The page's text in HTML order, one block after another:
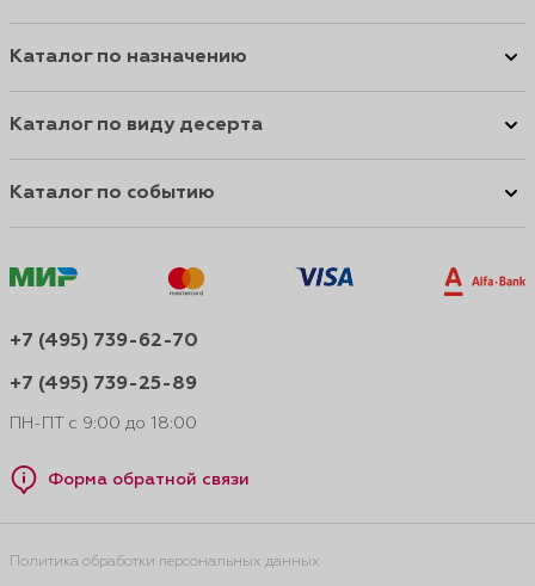
Каталог по назначению
Каталог по виду десерта
Каталог по событию
+7 (495) 739-62-70
+7 (495) 739-25-89
ПН-ПТ с 9:00 до 18:00
Форма обратной связи
Политика обработки персональных данных